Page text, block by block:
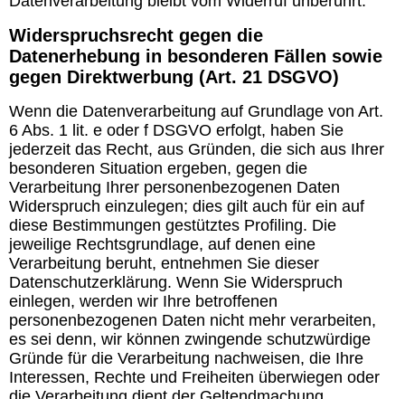
Widerspruchsrecht gegen die
Datenerhebung in besonderen Fällen sowie
gegen Direktwerbung (Art. 21 DSGVO)
Wenn die Datenverarbeitung auf Grundlage von Art.
6 Abs. 1 lit. e oder f DSGVO erfolgt, haben Sie
jederzeit das Recht, aus Gründen, die sich aus Ihrer
besonderen Situation ergeben, gegen die
Verarbeitung Ihrer personenbezogenen Daten
Widerspruch einzulegen; dies gilt auch für ein auf
diese Bestimmungen gestütztes Profiling. Die
jeweilige Rechtsgrundlage, auf denen eine
Verarbeitung beruht, entnehmen Sie dieser
Datenschutzerklärung. Wenn Sie Widerspruch
einlegen, werden wir Ihre betroffenen
personenbezogenen Daten nicht mehr verarbeiten,
es sei denn, wir können zwingende schutzwürdige
Gründe für die Verarbeitung nachweisen, die Ihre
Interessen, Rechte und Freiheiten überwiegen oder